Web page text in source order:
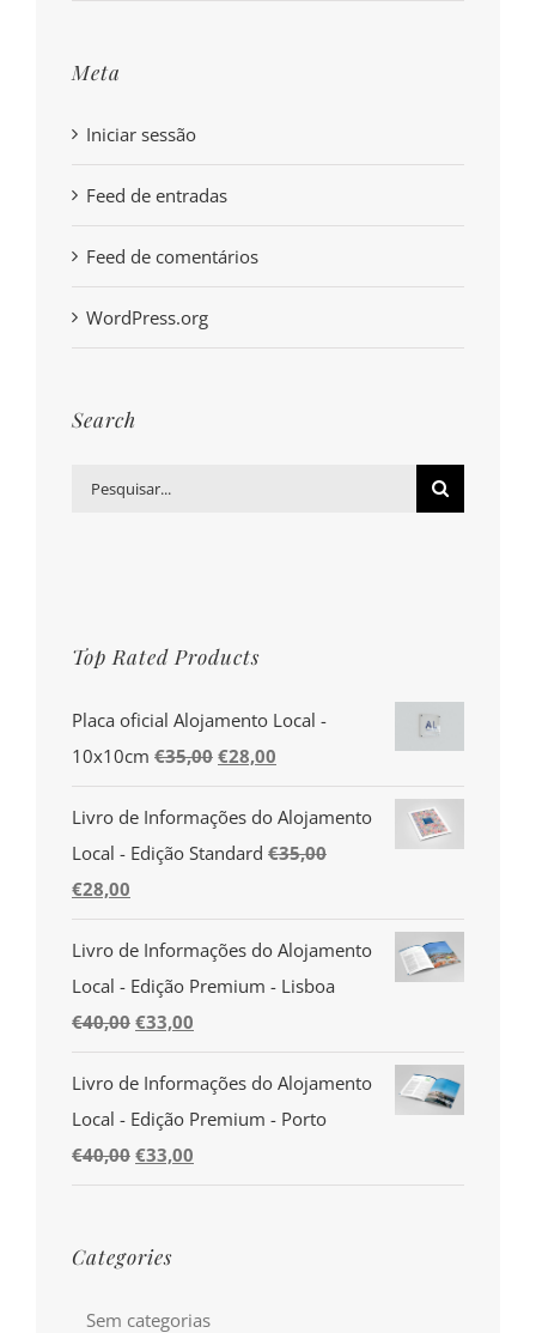
Meta
Iniciar sessão
Feed de entradas
Feed de comentários
WordPress.org
Search
Pesquisar
Top Rated Products
Placa oficial Alojamento Local -
10x10cm €35,00 O
preço
original
era:
€28,00
preço
atual
é:
Livro de Informações do Alojamento
Local - Edição Standard €35,00
O
preço
original
era:
€35,00.
€28,00
preço
atual
é:
€28,00.
Livro de Informações do Alojamento
Local - Edição Premium - Lisboa
€40,00 O
preço
original
era:
€40,00.
€33,00
preço
atual
é:
€33,00.
Livro de Informações do Alojamento
Local - Edição Premium - Porto
€40,00 O
preço
era:
€33,00
preço
Categories
Sem categorias